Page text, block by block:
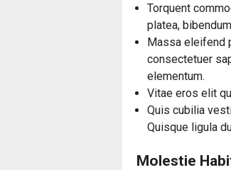
Torquent
platea,
Massa eleifend
consectetuer
elementum.
Vitae eros elit
Quis cubilia
Quisque ligula
Molestie